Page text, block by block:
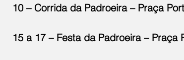
10 – Corrida da Padroeira – Praça
15 a 17 – Festa da Padroeira – Praça